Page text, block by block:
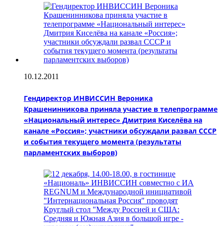
10.12.2011
Гендиректор ИНВИССИН Вероника
Крашенинникова приняла участие в телепрограмме
«Национальный интерес» Дмитрия Киселёва на
канале «Россия»; участники обсуждали развал СССР
и события текущего момента (результаты
парламентских выборов)